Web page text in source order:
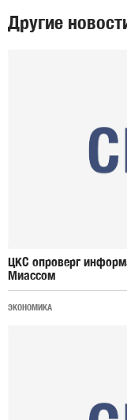
Другие
ЦКС опроверг
Миассом
ЭКОНОМИКА